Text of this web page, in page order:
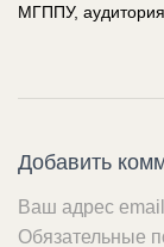
МГППУ,
Добавить
Ваш адрес
Обязательные